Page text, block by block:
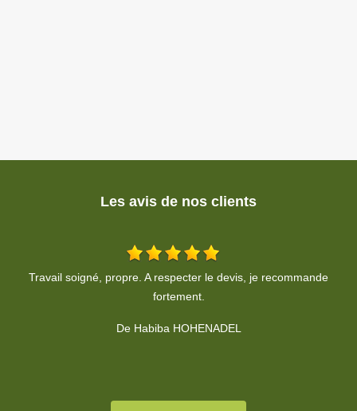
Les avis de nos clients
Travail soigné, propre et très rapide pour la taille de ma haie. Un
vrai professionnel que je recommande vivement pour son sérieux